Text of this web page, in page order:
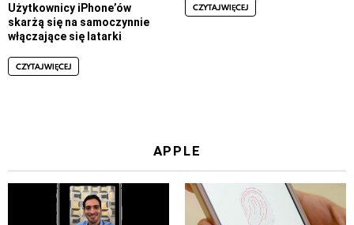
Użytkownicy iPhone’ów
skarżą się na samoczynnie
włączające się latarki
CZYTAJ WIĘCEJ
CZYTAJ WIĘCEJ
APPLE